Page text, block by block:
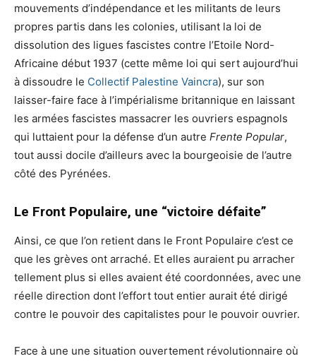
mouvements d’indépendance et les militants de leurs
propres partis dans les colonies, utilisant la loi de
dissolution des ligues fascistes contre l’Etoile Nord-
Africaine début 1937 (cette même loi qui sert aujourd’hui
à dissoudre le Collectif Palestine Vaincra), sur son
laisser-faire face à l’impérialisme britannique en laissant
les armées fascistes massacrer les ouvriers espagnols
qui luttaient pour la défense d’un autre Frente Popular,
tout aussi docile d’ailleurs avec la bourgeoisie de l’autre
côté des Pyrénées.
Le Front Populaire, une “victoire défaite”
Ainsi, ce que l’on retient dans le Front Populaire c’est ce
que les grèves ont arraché. Et elles auraient pu arracher
tellement plus si elles avaient été coordonnées, avec une
réelle direction dont l’effort tout entier aurait été dirigé
contre le pouvoir des capitalistes pour le pouvoir ouvrier.
Face à une une situation ouvertement révolutionnaire où